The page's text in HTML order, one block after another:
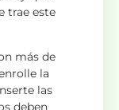
trae este
más de
la
las
deben